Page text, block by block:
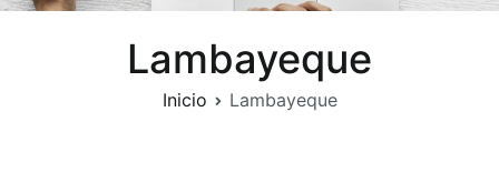
Lambayeque
Inicio Lambayeque